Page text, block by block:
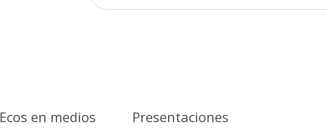
Ecos en medios Presentaciones